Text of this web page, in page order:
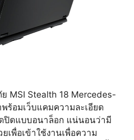
MSI Stealth 18 Mercedes-
ร้อมเว็บแคมความละเอียด
ดปิดแบบอนาล็อก แน่นอนว่ามี
เพื่อเข้าใช้งานเพื่อความ